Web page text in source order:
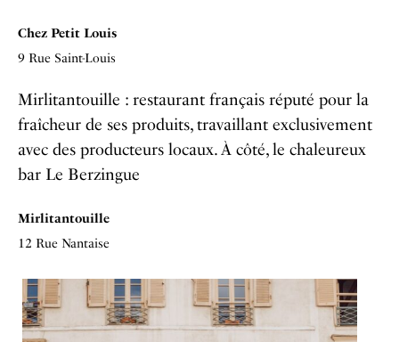
Chez Petit Louis
9 Rue Saint-Louis
Mirlitantouille : restaurant français réputé pour la
fraîcheur de ses produits, travaillant exclusivement
avec des producteurs locaux. À côté, le chaleureux
bar Le Berzingue
Mirlitantouille
12 Rue Nantaise